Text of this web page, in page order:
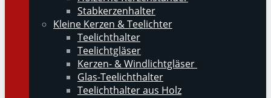
Stabkerzenhalter
Kleine Kerzen & Teelichter
Teelichthalter
Teelichtgläser
Kerzen- & Windlichtgläser
Glas-Teelichthalter
Teelichthalter aus Holz